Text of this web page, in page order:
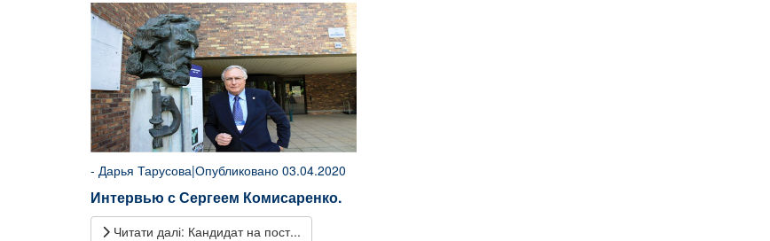
- Дарья Тарусова|Опубликовано 03.04.2020
Интервью с Сергеем Комисаренко.
Читати далі: Кандидат на пост...